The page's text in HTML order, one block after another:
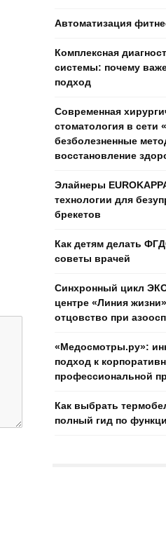
Автоматизация
Комплексная
системы: почему
подход
Современная
стоматология в сети
безболезненные
восстановление
Элайнеры
технологии для
брекетов
Как детям делать
советы врачей
Синхронный цикл
центре «Линия
отцовство при
«Медосмотры.ру»:
подход к
профессиональной
Как выбрать
полный гид по